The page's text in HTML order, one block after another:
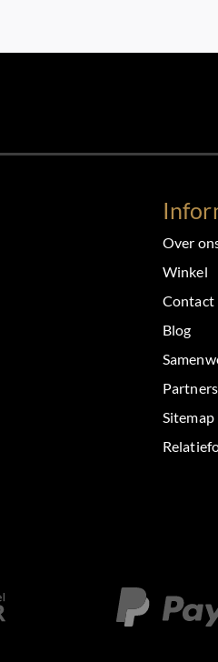
Over
Winkel
Contact
Blog
Partners
Sitemap